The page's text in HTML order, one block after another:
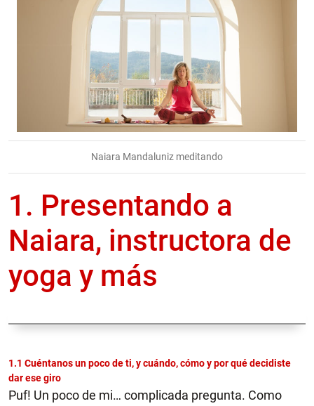
Naiara Mandaluniz meditando
1. Presentando a
Naiara, instructora de
yoga y más
1.1 Cuéntanos un poco de ti, y cuándo, cómo y por qué decidiste
dar ese giro
Puf! Un poco de mi… complicada pregunta. Como